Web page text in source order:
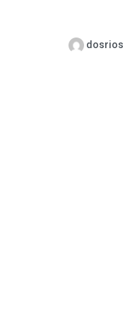
dosrios